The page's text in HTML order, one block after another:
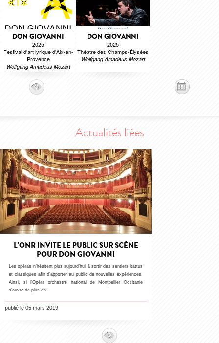
DON GIOVANNI
2025
Festival d'art lyrique d'Aix-en-
Provence
Wolfgang Amadeus Mozart
DON GIOVANNI
2025
Théâtre des Champs-Élysées
Wolfgang Amadeus Mozart
Actualités liées
L'ONR INVITE LE PUBLIC SUR SCÈNE
POUR DON GIOVANNI
Les opéras n’hésitent plus aujourd’hui à sortir des sentiers battus
et classiques afin d’apporter au public de nouvelles expériences.
Ainsi, si l’Opéra orchestre national de Montpellier Occitanie
s’ouvre de plus en…
publié le 05 mars 2019